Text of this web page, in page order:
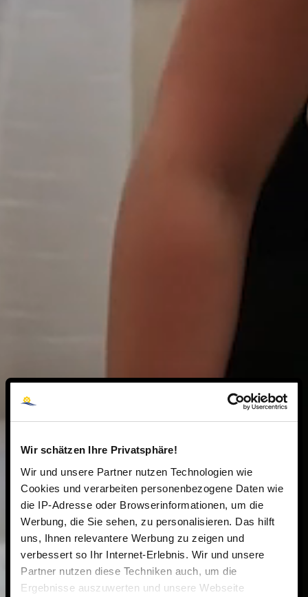
Wir schätzen Ihre Privatsphäre!
Wir und unsere Partner nutzen Technologien wie
Cookies und verarbeiten personenbezogene Daten wie
die IP-Adresse oder Browserinformationen, um die
Werbung, die Sie sehen, zu personalisieren. Das hilft
uns, Ihnen relevantere Werbung zu zeigen und
verbessert so Ihr Internet-Erlebnis. Wir und unsere
Partner nutzen diese Techniken auch, um die
Ergebnisse auszuwerten und unsere Webseite